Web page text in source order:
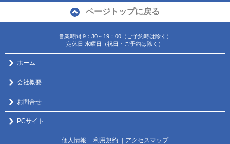
ページトップに戻る
営業時間:9：30～19：00（ご予約時は除く）
定休日:水曜日（祝日・ご予約は除く）
ホーム
会社概要
お問合せ
PCサイト
個人情報 ｜ 利用規約 ｜ アクセスマップ